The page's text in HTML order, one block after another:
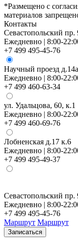
*Размещено с
материалов
Контакты
Севастопольский пр.
Ежедневно | 8:00-
+7 499 495-45-76
Научный проезд
Ежедневно | 8:00-
+7 499 460-63-34
ул. Удальцова, 60, к.1
Ежедневно | 8:00-
+7 499 460-69-76
Лобненская д.17 к.6
Ежедневно | 8:00-
+7 499 495-49-37
Севастопольский пр.
Ежедневно | 8:00-
+7 499 495-45-76
Маршрут Маршрут
Записаться